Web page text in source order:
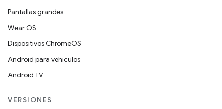
Pantallas grandes
Wear OS
Dispositivos ChromeOS
Android para vehículos
Android TV
VERSIONES